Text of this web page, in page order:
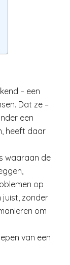
– een
Dat ze –
een
heeft daar
waaraan de
op
juist, zonder
om
van een